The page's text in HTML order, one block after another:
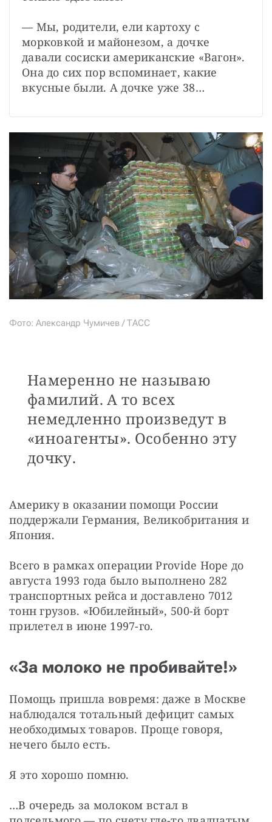
— Мы, родители, ели картоху с
морковкой и майонезом, а дочке
давали сосиски американские «Вагон».
Она до сих пор вспоминает, какие
вкусные были. А дочке уже 38…
Фото: Александр Чумичев / ТАСС
Намеренно не называю
фамилий. А то всех
немедленно произведут в
«иноагенты». Особенно эту
дочку.
Америку в оказании помощи России
поддержали Германия, Великобритания и
Япония.
Всего в рамках операции Provide Hope до
августа 1993 года было выполнено 282
транспортных рейса и доставлено 7012
тонн грузов. «Юбилейный», 500-й борт
прилетел в июне 1997-го.
«За молоко не пробивайте!»
Помощь пришла вовремя: даже в Москве
наблюдался тотальный дефицит самых
необходимых товаров. Проще говоря,
нечего было есть.
Я это хорошо помню.
…В очередь за молоком встал в